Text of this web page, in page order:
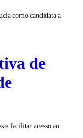
como candidata a
de
e facilitar acesso ao